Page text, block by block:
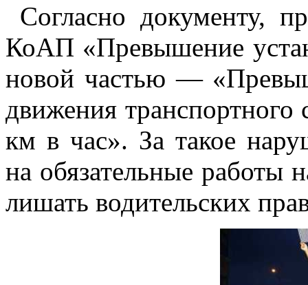
Согласно документу,
КоАП «Превышение
новой частью —
движения транспортного
км в час». За такое
на обязательные работы
лишать водительских